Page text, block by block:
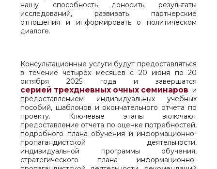
нашу способность доносить результаты
исследований, развивать партнерские
отношения и информировать о политическом
диалоге.
Консультационные услуги будут предоставляться
в течение четырех месяцев с 20 июня по 20
октября 2025 года и завершатся
серией трехдневных очных семинаров и
предоставлением индивидуальных учебных
пособий, шаблонов и окончательного отчета по
проекту. Ключевые этапы включают
предоставление отчета по оценке потребностей,
подробного плана обучения и информационно-
пропагандистской деятельности,
индивидуальной программы обучения,
стратегического плана информационно-